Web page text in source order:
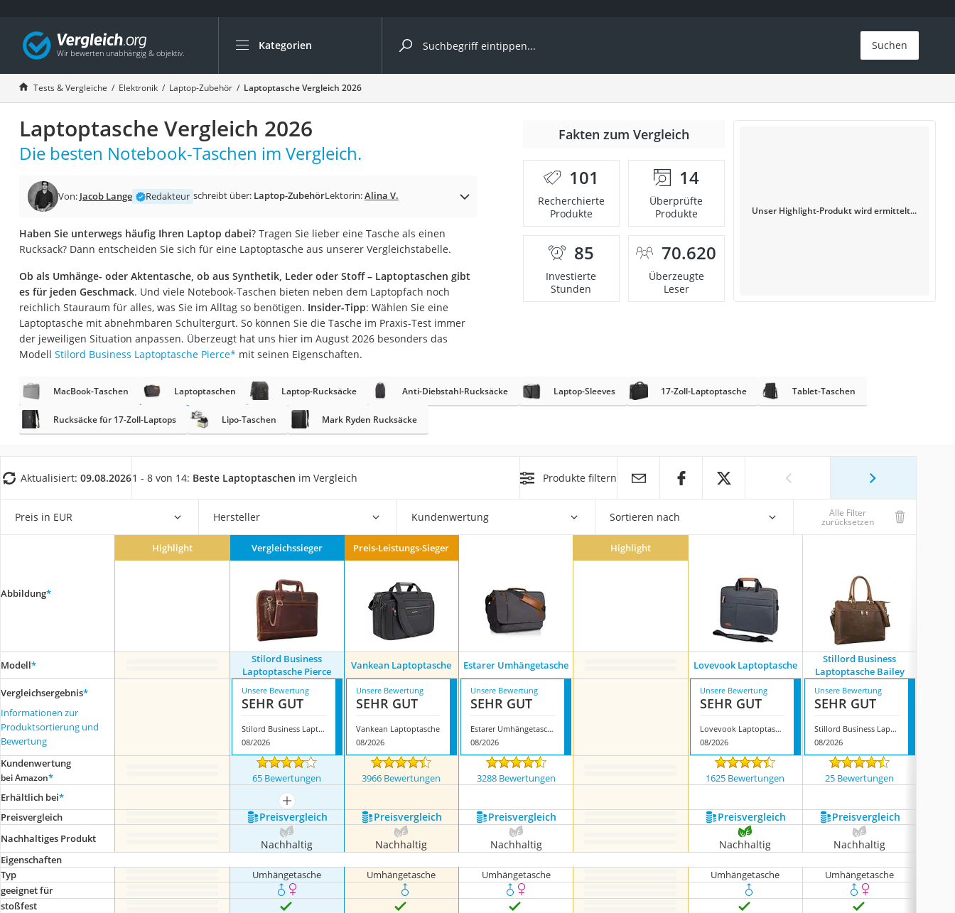
Kategorien
Die beliebtesten Vergleiche nach Kategorie
Elektronik
Powerstation
Monitor 32 Zoll 4K
Fernseher
Desktop-PC
Diascanner
Laser-Multifunktionsdrucker
Powerline-Adapter
Powerstation mit Solarpanel
Gaming-PC
Soundbar
Satellitenschüssel
Gaming-Headset
Ladekabel Typ 2 Schuko
Lichtwecker
Acer Aspire
Service
Suchen
Tests & Vergleiche Elektronik Laptop-Zubehör Laptoptasche Vergleich 2026
Laptoptasche Vergleich 2026
Die besten Notebook-Taschen im Vergleich.
Von: Jacob Lange Redakteur schreibt über: Laptop-ZubehörLektorin:Alina V.
Haben Sie unterwegs häufig Ihren Laptop dabei? Tragen Sie lieber eine Tasche als einen
Rucksack? Dann entscheiden Sie sich für eine Laptoptasche aus unserer Vergleichstabelle.
Ob als Umhänge- oder Aktentasche, ob aus Synthetik, Leder oder Stoff – Laptoptaschen gibt
es für jeden Geschmack. Und viele Notebook-Taschen bieten neben dem Laptopfach noch
reichlich Stauraum für alles, was Sie im Alltag so benötigen. Insider-Tipp: Wählen Sie eine
Laptoptasche mit abnehmbaren Schultergurt. So können Sie die Tasche im Praxis-Test immer
der jeweiligen Situation anpassen. Überzeugt hat uns hier im August 2026 besonders das
Modell Stilord Business Laptoptasche Pierce* mit seinen Eigenschaften.
Fakten zum Vergleich
101
Recherchierte
Produkte
14
Überprüfte
Produkte
85
Investierte
Stunden
70.620
Überzeugte
Leser
Unser Highlight-Produkt wird ermittelt...
MacBook-Taschen Laptoptaschen Laptop-Rucksäcke Anti-Diebstahl-Rucksäcke Laptop-Sleeves 17-Zoll-Laptoptasche Tablet-Taschen
Rucksäcke für 17-Zoll-Laptops Lipo-Taschen Mark Ryden Rucksäcke
Aktualisiert: 09.08.20261 - 8 von 14: Beste Laptoptaschen im Vergleich Produkte filtern
Preis in EUR Hersteller Kundenwertung Sortieren nach Alle Filter
zurücksetzen
Abbildung*
Highlight Vergleichssieger Preis-Leistungs-Sieger Highlight
Modell*
Stilord Business
Laptoptasche Pierce
Vankean Laptoptasche Estarer Umhängetasche Lovevook Laptoptasche
Stillord Business
Laptoptasche Bailey
Vergleichsergebnis*
Informationen zur
Produktsortierung und
Bewertung
Unsere Bewertung
SEHR GUT
Stilord Business Laptoptasche Pierce
08/2026
Unsere Bewertung
SEHR GUT
Vankean Laptoptasche
08/2026
Unsere Bewertung
SEHR GUT
Estarer Umhängetasche
08/2026
Unsere Bewertung
SEHR GUT
Lovevook Laptoptasche
08/2026
Unsere Bewertung
SEHR GUT
Stillord Business Laptoptasche Bailey
08/2026
Kundenwertung
bei Amazon* 65 Bewertungen 3966 Bewertungen 3288 Bewertungen 1625 Bewertungen 25 Bewertungen
Erhältlich bei*
mehr anzeigen
Preis­vergleich
Preis­vergleich Preis­vergleich Preis­vergleich Preis­vergleich Preis­vergleich
Nachhaltiges Produkt Nachhaltig Nachhaltig Nachhaltig Nachhaltig Nachhaltig
Eigenschaften
Typ
Umhängetasche Umhängetasche Umhängetasche Umhängetasche
Umhängetasche
geeignet für
stoßfest